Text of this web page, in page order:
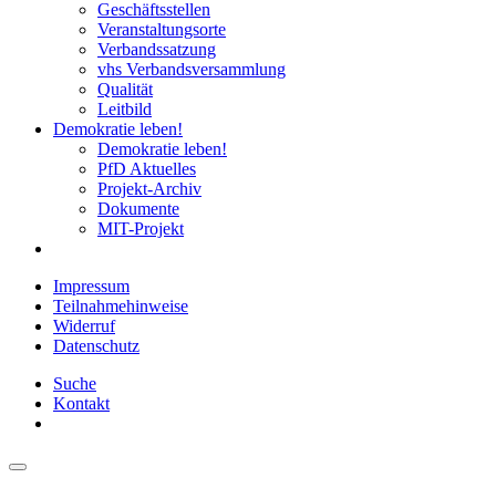
Geschäftsstellen
Veranstaltungsorte
Verbandssatzung
vhs Verbandsversammlung
Qualität
Leitbild
Demokratie leben!
Demokratie leben!
PfD Aktuelles
Projekt-Archiv
Dokumente
MIT-Projekt
Impressum
Teilnahmehinweise
Widerruf
Datenschutz
Suche
Kontakt